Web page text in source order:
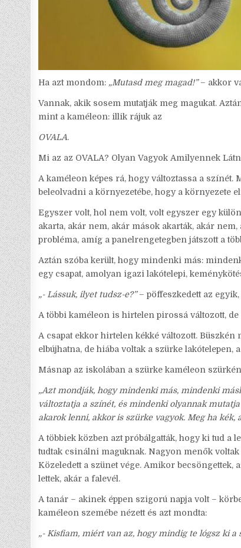
Ha azt mondom: „Mutasd meg magad!”– akkor
Vannak, akik sosem mutatják meg magukat.
mint a kaméleon: illik rájuk az
OVALA.
Mi az az OVALA? Olyan Vagyok Amilyennek
A kaméleon képes rá, hogy változtassa a
beleolvadni a környezetébe, hogy a környezete
Egyszer volt, hol nem volt, volt egyszer egy
akarta, akár nem, akár mások akarták, akár
probléma, amíg a panelrengetegben játszott a
Aztán szóba került, hogy mindenki más:
egy csapat, amolyan igazi lakótelepi,
„- Lássuk, ilyet tudsz-e?”– pöffeszkedett az
A többi kaméleon is hirtelen pirossá változott,
A csapat ekkor hirtelen kékké változott.
elbújhatna, de hiába voltak a szürke
Másnap az iskolában a szürke kaméleon
„Azt mondják, hogy mindenki más, mindenki
változtatja a színét, és mindenki olyannak
akarok lenni, akkor is szürke vagyok. Meg ha kék,
A többiek közben azt próbálgatták, hogy ki tud
tudtak csinálni maguknak. Nagyon menők
Közeledett a szünet vége. Amikor becsöngettek,
lettek, akár a falevél.
A tanár – akinek éppen szigorú napja volt –
kaméleon szemébe nézett és azt mondta:
„- Kisfiam, miért van az, hogy mindig te lógsz ki a